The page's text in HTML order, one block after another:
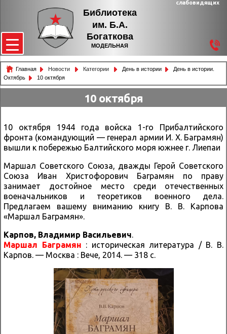
Библиотека
им. Б.А.
Богаткова
МОДЕЛЬНАЯ
слабовидящих
Главная Новости Категории День в истории
День в истории.
Октябрь
10 октября
10 октября
10 октября 1944 года войска 1-го Прибалтийского
фронта (командующий — генерал армии И. Х. Баграмян)
вышли к побережью Балтийского моря южнее г. Лиепаи
Маршал Советского Союза, дважды Герой Советского
Союза Иван Христофорович Баграмян по праву
занимает достойное место среди отечественных
военачальников и теоретиков военного дела.
Предлагаем вашему вниманию книгу В. В. Карпова
«Маршал Баграмян».
Карпов, Владимир Васильевич.
Маршал Баграмян : историческая литература / В. В.
Карпов. — Москва : Вече, 2014. — 318 с.